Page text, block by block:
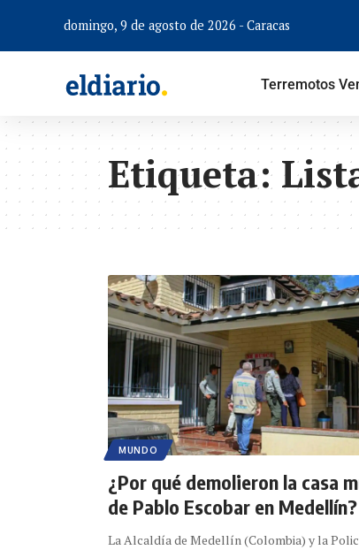
domingo, 9 de agosto de 2026 - Caracas
Terremotos
Etiqueta:
MUNDO
¿Por qué demolieron la casa
de Pablo Escobar en Medellín?
La Alcaldía de Medellín (Colombia) y la